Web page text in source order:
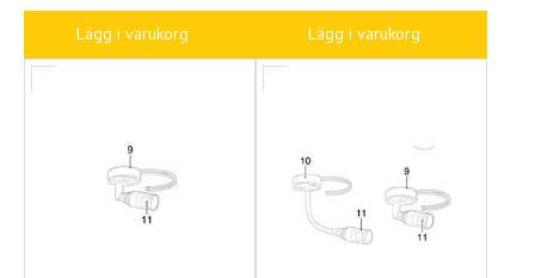
Lägg i varukorg Lägg i varukorg